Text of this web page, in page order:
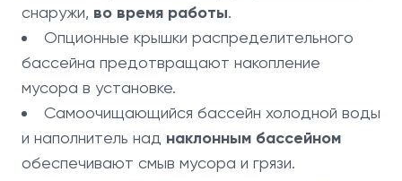
снаружи, во время работы.
Опционные крышки распределительного
бассейна предотвращают накопление
мусора в установке.
Самоочищающийся бассейн холодной воды
и наполнитель над наклонным бассейном
обеспечивают смыв мусора и грязи.